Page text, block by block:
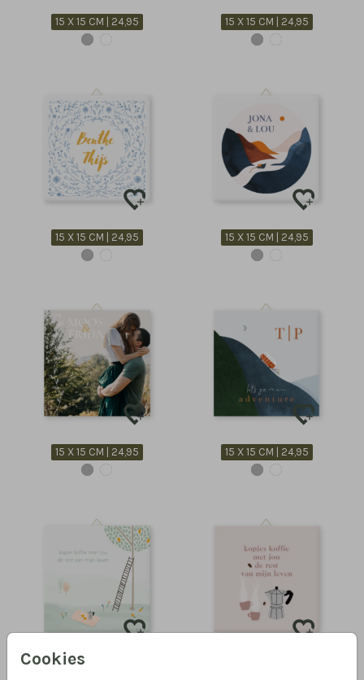
Cookies
15 X 15 CM | 24,95 15 X 15 CM | 24,95
15 X 15 CM | 24,95 15 X 15 CM | 24,95
15 X 15 CM | 24,95 15 X 15 CM | 24,95
15 X 15 CM | 24,95